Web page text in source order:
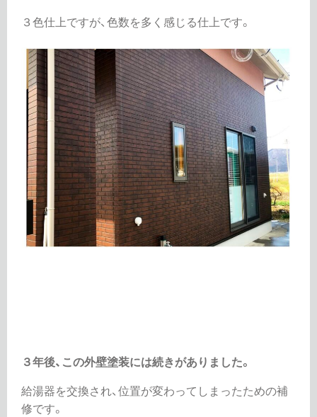
３色仕上ですが、色数を多く感じる仕上です。
３年後、この外壁塗装には続きがありました。
給湯器を交換され、位置が変わってしまったための補
修です。